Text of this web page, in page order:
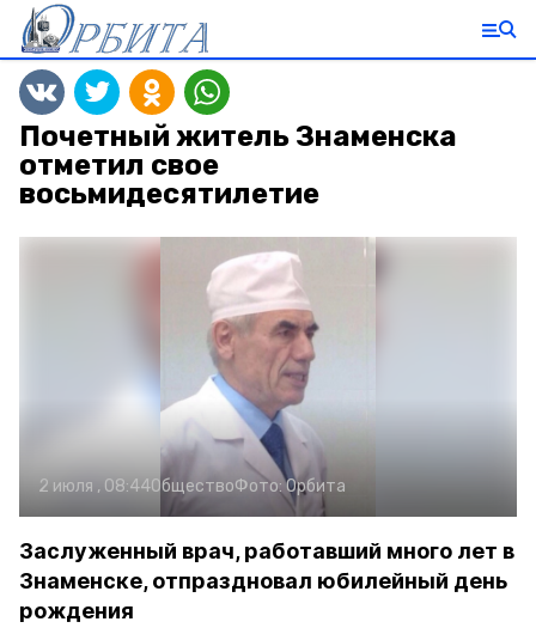
Почетный житель Знаменска
отметил свое
восьмидесятилетие
2 июля , 08:44ОбществоФото:Орбита
Заслуженный врач, работавший много лет в
Знаменске, отпраздновал юбилейный день
рождения